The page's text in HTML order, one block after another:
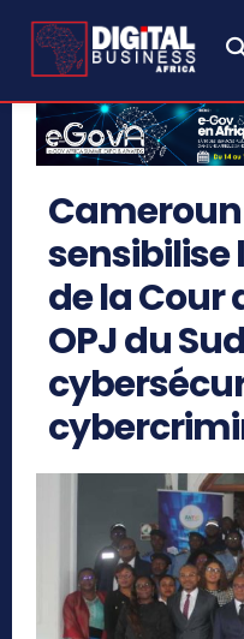
Cameroun
de la Cour
OPJ du